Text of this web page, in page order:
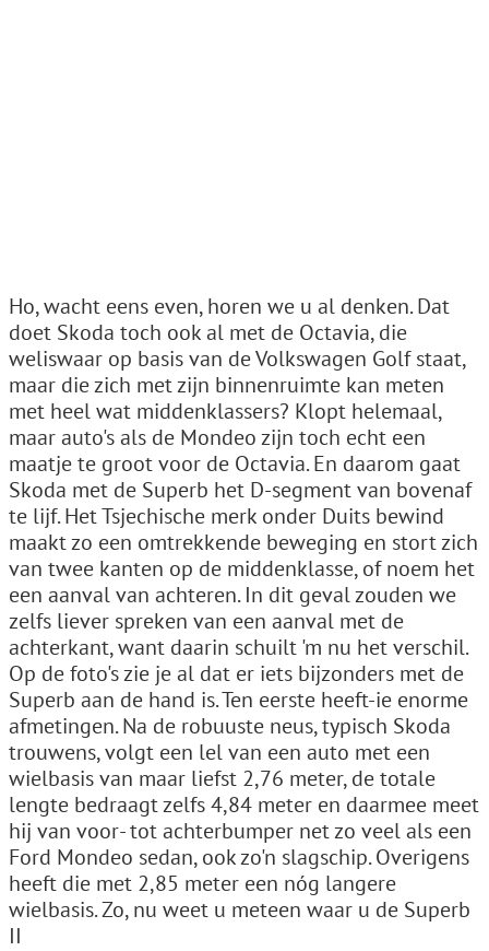
Ho, wacht eens even, horen we u al denken. Dat
doet Skoda toch ook al met de Octavia, die
weliswaar op basis van de Volkswagen Golf staat,
maar die zich met zijn binnenruimte kan meten
met heel wat middenklassers? Klopt helemaal,
maar auto's als de Mondeo zijn toch echt een
maatje te groot voor de Octavia. En daarom gaat
Skoda met de Superb het D-segment van bovenaf
te lijf. Het Tsjechische merk onder Duits bewind
maakt zo een omtrekkende beweging en stort zich
van twee kanten op de middenklasse, of noem het
een aanval van achteren. In dit geval zouden we
zelfs liever spreken van een aanval met de
achterkant, want daarin schuilt 'm nu het verschil.
Op de foto's zie je al dat er iets bijzonders met de
Superb aan de hand is. Ten eerste heeft-ie enorme
afmetingen. Na de robuuste neus, typisch Skoda
trouwens, volgt een lel van een auto met een
wielbasis van maar liefst 2,76 meter, de totale
lengte bedraagt zelfs 4,84 meter en daarmee meet
hij van voor- tot achterbumper net zo veel als een
Ford Mondeo sedan, ook zo'n slagschip. Overigens
heeft die met 2,85 meter een nóg langere
wielbasis. Zo, nu weet u meteen waar u de Superb
II